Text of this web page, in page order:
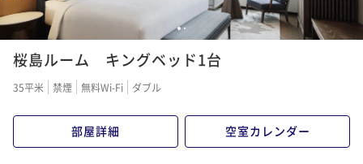
12
桜島ルーム キングベッド1台
35平米 禁煙 無料Wi-Fi ダブル
部屋詳細 空室カレンダー